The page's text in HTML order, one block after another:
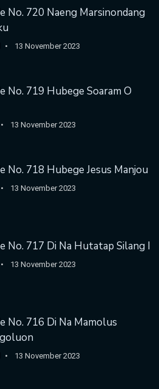
No. 720 Naeng Marsinondang
13 November 2023
No. 719 Hubege Soaram O
13 November 2023
No. 718 Hubege Jesus Manjou
13 November 2023
No. 717 Di Na Hutatap Silang I
13 November 2023
No. 716 Di Na Mamolus
13 November 2023